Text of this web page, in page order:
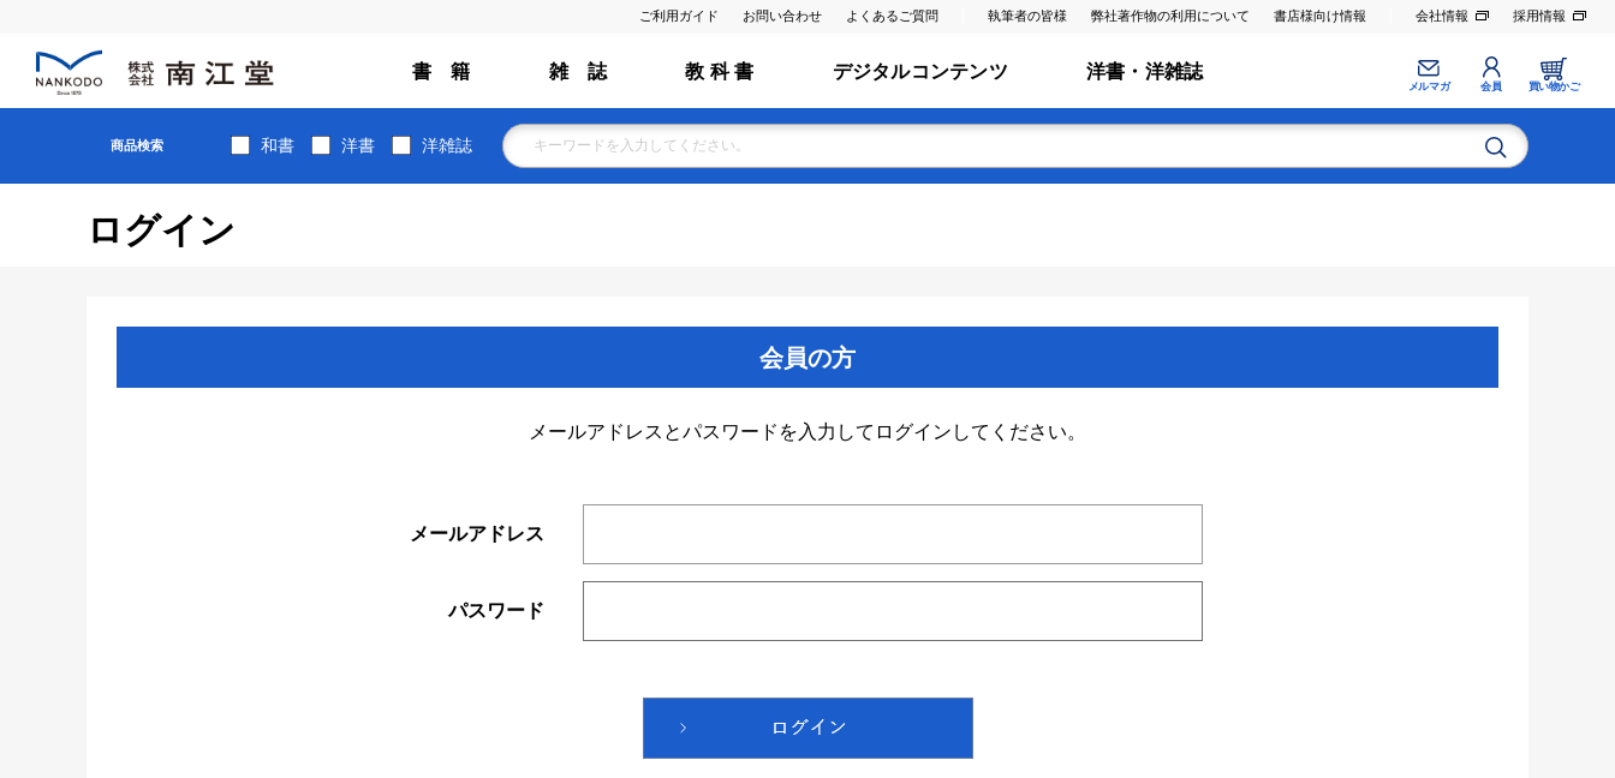
ご利用ガイド お問い合わせ よくあるご質問 執筆者の皆様 弊社著作物の利用について 書店様向け情報 会社情報 採用情報
書 籍 雑 誌 教 科 書 デジタルコンテンツ 洋書・洋雑誌
メルマガ 会員 買い物かご
商品検索 和書 洋書 洋雑誌
ログイン
会員の方
メールアドレスとパスワードを入力してログインしてください。
メールアドレス
パスワード